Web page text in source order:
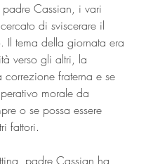
Cassian, i vari
di sviscerare il
Il tema della giornata era
verso gli altri, la
correzione fraterna e se
morale da
o se possa essere
fattori.
padre Cassian ha